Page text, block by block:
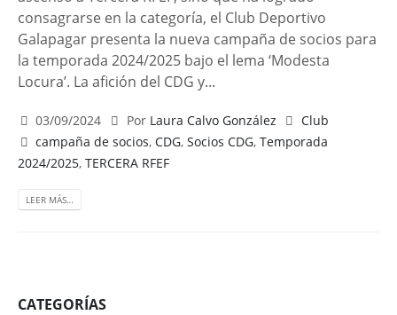
consagrarse en la categoría, el Club Deportivo
Galapagar presenta la nueva campaña de socios para
la temporada 2024/2025 bajo el lema ‘Modesta
Locura’. La afición del CDG y...
03/09/2024 Por Laura Calvo González
Club
campaña de socios,CDG,Socios CDG,Temporada
2024/2025, TERCERA RFEF
LEER MÁS…
CATEGORÍAS